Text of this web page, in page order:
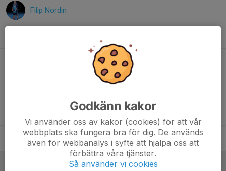
Filip Nordin
10. Rubin Torneport
Godkänn kakor
Vi använder oss av kakor (cookies) för att vår
webbplats ska fungera bra för dig. De används
även för webbanalys i syfte att hjälpa oss att
förbättra våra tjänster.
Så använder vi cookies